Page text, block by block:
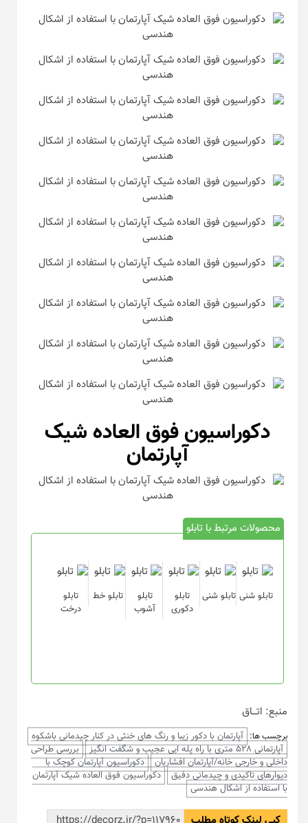
دکوراسیون فوق العاده شیک
آپارتمان
محصولات مرتبط با تابلو
تابلو شنی تابلو شنی
تابلو
دکوری
تابلو
آشوب
تابلو خط
تابلو
درخت
منبع: اتـــاق
برچسب ها: آپارتمان با دکور زیبا و رنگ های خنثی در کنار چیدمانی باشکوه
آپارتمانی 528 متری با راه پله ایی عجیب و شگفت انگیز
بررسی طراحی
داخلی و خارجی خانه/آپارتمان افشاریان
دکوراسیون آپارتمان کوچک با
دیوارهای تاکیدی و چیدمانی دفیق
دکوراسیون فوق العاده شیک آپارتمان
با استفاده از اشکال هندسی